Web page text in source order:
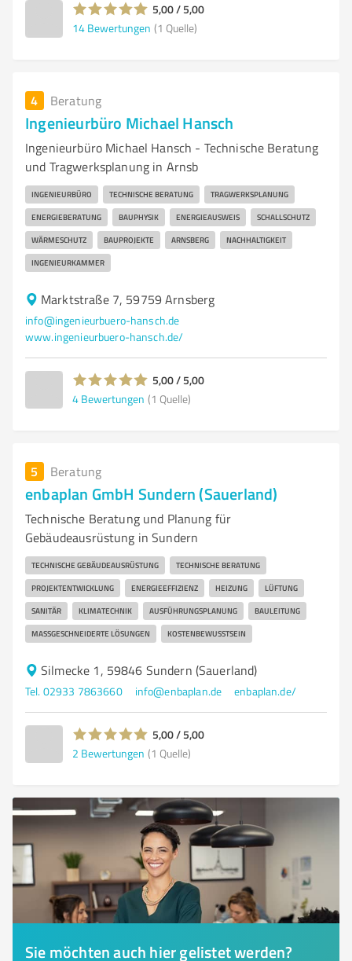
5,00 / 5,00
14 Bewertungen (1 Quelle)
4 Beratung
Ingenieurbüro Michael Hansch
Ingenieurbüro Michael Hansch - Technische Beratung
und Tragwerksplanung in Arnsb
INGENIEURBÜRO TECHNISCHE BERATUNG TRAGWERKSPLANUNG
ENERGIEBERATUNG BAUPHYSIK ENERGIEAUSWEIS SCHALLSCHUTZ
WÄRMESCHUTZ BAUPROJEKTE ARNSBERG NACHHALTIGKEIT
INGENIEURKAMMER
Marktstraße 7, 59759 Arnsberg
info@ingenieurbuero-hansch.de
www.ingenieurbuero-hansch.de/
5,00 / 5,00
4 Bewertungen (1 Quelle)
5 Beratung
enbaplan GmbH Sundern (Sauerland)
Technische Beratung und Planung für
Gebäudeausrüstung in Sundern
TECHNISCHE GEBÄUDEAUSRÜSTUNG TECHNISCHE BERATUNG
PROJEKTENTWICKLUNG ENERGIEEFFIZIENZ HEIZUNG LÜFTUNG
SANITÄR KLIMATECHNIK AUSFÜHRUNGSPLANUNG BAULEITUNG
MASSGESCHNEIDERTE LÖSUNGEN KOSTENBEWUSSTSEIN
Silmecke 1, 59846 Sundern (Sauerland)
Tel. 02933 7863660 info@enbaplan.de enbaplan.de/
5,00 / 5,00
2 Bewertungen (1 Quelle)
Sie möchten auch hier gelistet werden?